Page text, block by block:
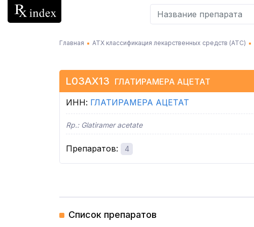
Главная АТХ классификация лекарственных средств (АТC)
L03AX13 ГЛАТИРАМЕРА АЦЕТАТ
ИНН: ГЛАТИРАМЕРА АЦЕТАТ
Rp.: Glatiramer acetate
Препаратов: 4
Список препаратов